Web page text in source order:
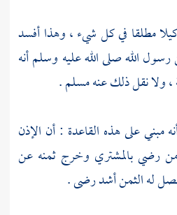
مطلقا في كل شيء ، وهذا أفسد
الله صلى الله عليه وسلم أنه
، ولا نقل ذلك عنه مسلم .
مبني على هذه القاعدة : أن الإذن
رضي بالمشتري وخرج ثمنه عن
له الثمن أشد رضى .